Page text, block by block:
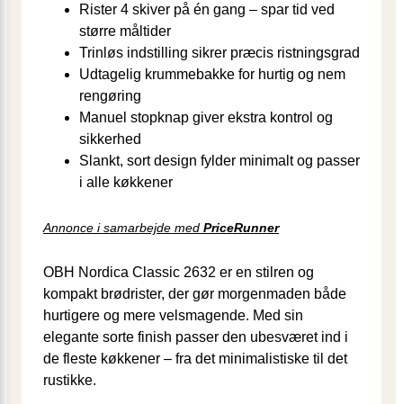
Rister 4 skiver på én gang – spar tid ved
større måltider
Trinløs indstilling sikrer præcis ristningsgrad
Udtagelig krummebakke for hurtig og nem
rengøring
Manuel stopknap giver ekstra kontrol og
sikkerhed
Slankt, sort design fylder minimalt og passer
i alle køkkener
Annonce i samarbejde med PriceRunner
OBH Nordica Classic 2632 er en stilren og
kompakt brødrister, der gør morgenmaden både
hurtigere og mere velsmagende. Med sin
elegante sorte finish passer den ubesværet ind i
de fleste køkkener – fra det minimalistiske til det
rustikke.